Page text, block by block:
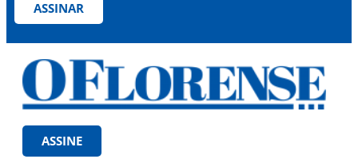
ASSINAR
ASSINE